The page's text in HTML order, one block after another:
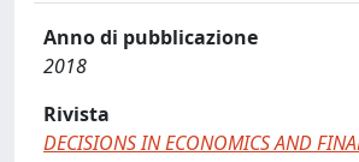
Anno di pubblicazione
2018
Rivista
DECISIONS IN ECONOMICS AND